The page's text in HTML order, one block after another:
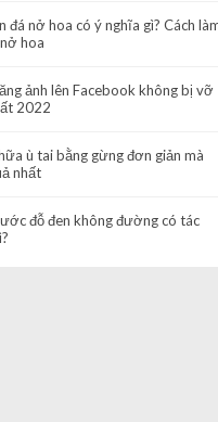
đá nở hoa có ý nghĩa gì? Cách
hoa
ảnh lên Facebook không bị vỡ
2022
ù tai bằng gừng đơn giản mà
nhất
đỗ đen không đường có tác